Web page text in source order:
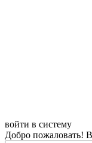
войти в систему
Добро пожаловать!